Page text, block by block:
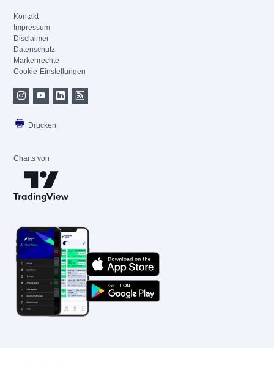
Kontakt
Impressum
Disclaimer
Datenschutz
Markenrechte
Cookie-Einstellungen
Drucken
Charts von